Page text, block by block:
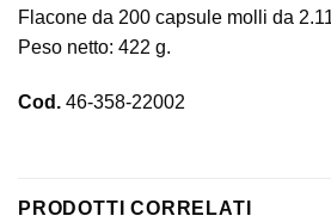
Flacone da 200 capsule molli da
Peso netto: 422 g.
Cod. 46-358-22002
PRODOTTI CORRELATI